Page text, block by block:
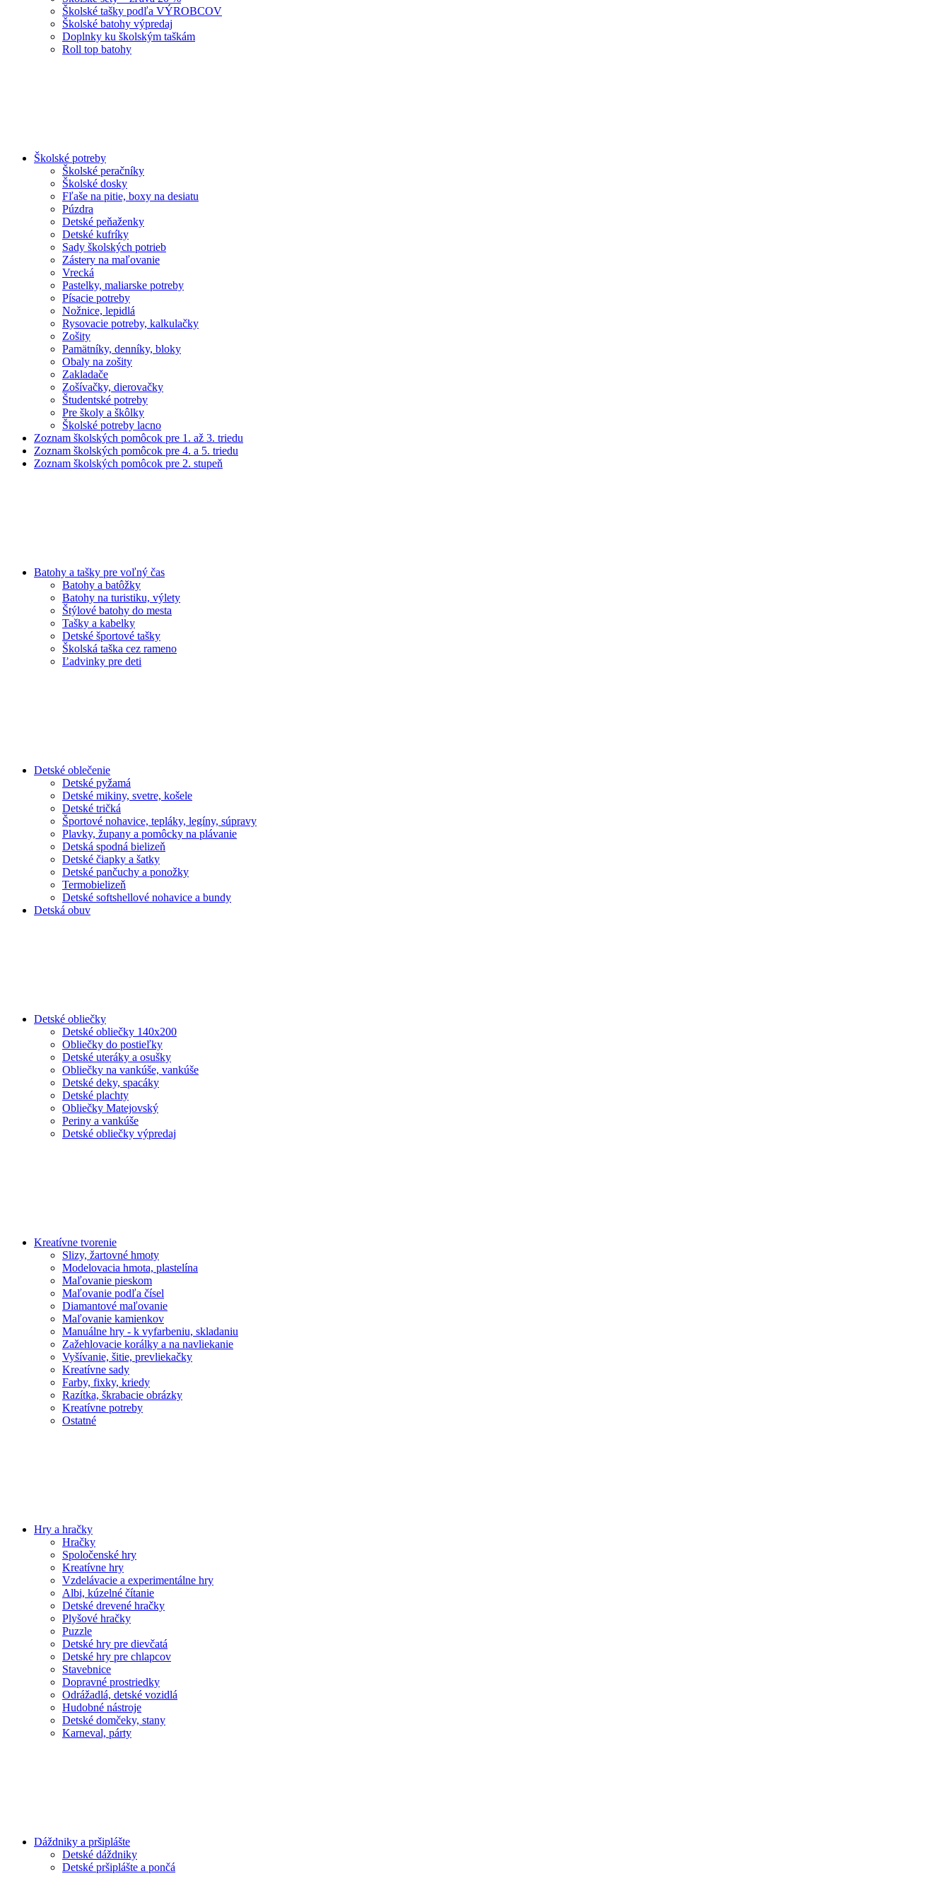
Školské tašky podľa VÝROBCOV
Školské batohy výpredaj
Doplnky ku školským taškám
Roll top batohy
Školské potreby
Školské peračníky
Školské dosky
Fľaše na pitie, boxy na desiatu
Púzdra
Detské peňaženky
Detské kufríky
Sady školských potrieb
Zástery na maľovanie
Vrecká
Pastelky, maliarske potreby
Písacie potreby
Nožnice, lepidlá
Rysovacie potreby, kalkulačky
Zošity
Pamätníky, denníky, bloky
Obaly na zošity
Zakladače
Zošívačky, dierovačky
Študentské potreby
Pre školy a škôlky
Školské potreby lacno
Zoznam školských pomôcok pre 1. až 3. triedu
Zoznam školských pomôcok pre 4. a 5. triedu
Zoznam školských pomôcok pre 2. stupeň
Batohy a tašky pre voľný čas
Batohy a batôžky
Batohy na turistiku, výlety
Štýlové batohy do mesta
Tašky a kabelky
Detské športové tašky
Školská taška cez rameno
Ľadvinky pre deti
Detské oblečenie
Detské pyžamá
Detské mikiny, svetre, košele
Detské tričká
Športové nohavice, tepláky, legíny, súpravy
Plavky, župany a pomôcky na plávanie
Detská spodná bielizeň
Detské čiapky a šatky
Detské pančuchy a ponožky
Termobielizeň
Detské softshellové nohavice a bundy
Detská obuv
Detské obliečky
Detské obliečky 140x200
Obliečky do postieľky
Detské uteráky a osušky
Obliečky na vankúše, vankúše
Detské deky, spacáky
Detské plachty
Obliečky Matejovský
Periny a vankúše
Detské obliečky výpredaj
Kreatívne tvorenie
Slizy, žartovné hmoty
Modelovacia hmota, plastelína
Maľovanie pieskom
Maľovanie podľa čísel
Diamantové maľovanie
Maľovanie kamienkov
Manuálne hry - k vyfarbeniu, skladaniu
Zažehlovacie korálky a na navliekanie
Vyšívanie, šitie, prevliekačky
Kreatívne sady
Farby, fixky, kriedy
Razítka, škrabacie obrázky
Kreatívne potreby
Ostatné
Hry a hračky
Hračky
Spoločenské hry
Kreatívne hry
Vzdelávacie a experimentálne hry
Albi, kúzelné čítanie
Detské drevené hračky
Plyšové hračky
Puzzle
Detské hry pre dievčatá
Detské hry pre chlapcov
Stavebnice
Dopravné prostriedky
Odrážadlá, detské vozidlá
Hudobné nástroje
Detské domčeky, stany
Karneval, párty
Dáždniky a pršiplášte
Detské dáždniky
Detské pršiplášte a pončá